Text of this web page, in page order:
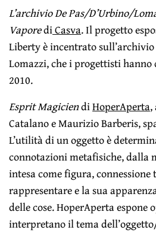
L’archivio De Pas/D’Urbino/
VaporediCasva. Il progetto
Liberty è incentrato sull’archivio
Lomazzi, che i progettisti hanno
2010.
Esprit MagiciendiHoperAperta,
Catalano e Maurizio Barberis,
L’utilità di un oggetto è
connotazioni metafisiche, dalla
intesa come figura, connessione
rappresentare e la sua
delle cose. HoperAperta espone
interpretano il tema